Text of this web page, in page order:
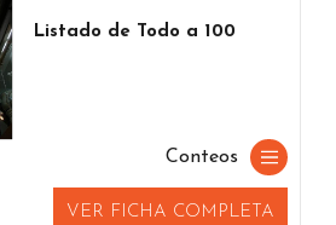
Listado de Todo a 100
Conteos
VER FICHA COMPLETA